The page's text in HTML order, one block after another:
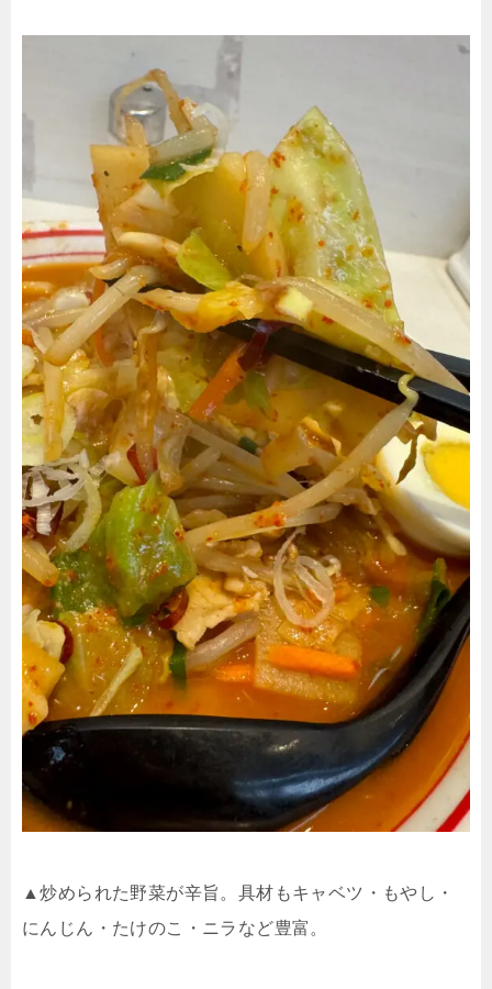
▲炒められた野菜が辛旨。具材もキャベツ・もやし・
にんじん・たけのこ・ニラなど豊富。